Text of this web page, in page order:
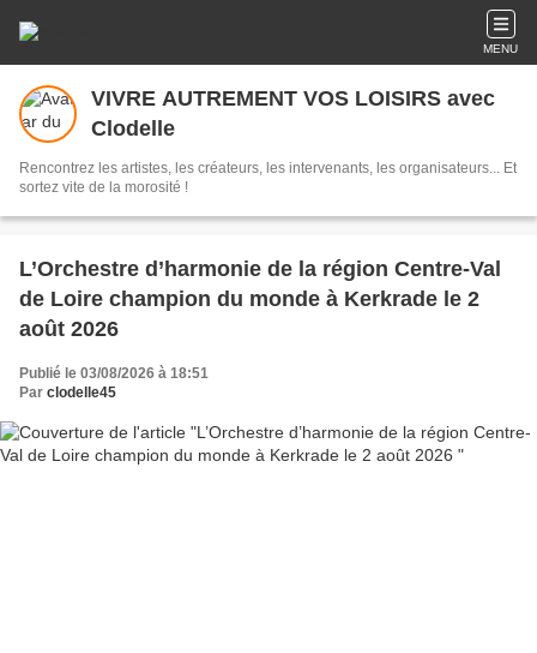
MENU
VIVRE AUTREMENT VOS LOISIRS avec
Clodelle
Rencontrez les artistes, les créateurs, les intervenants, les organisateurs... Et
sortez vite de la morosité !
L’Orchestre d’harmonie de la région Centre-Val
de Loire champion du monde à Kerkrade le 2
août 2026
Publié le 03/08/2026 à 18:51
Par clodelle45